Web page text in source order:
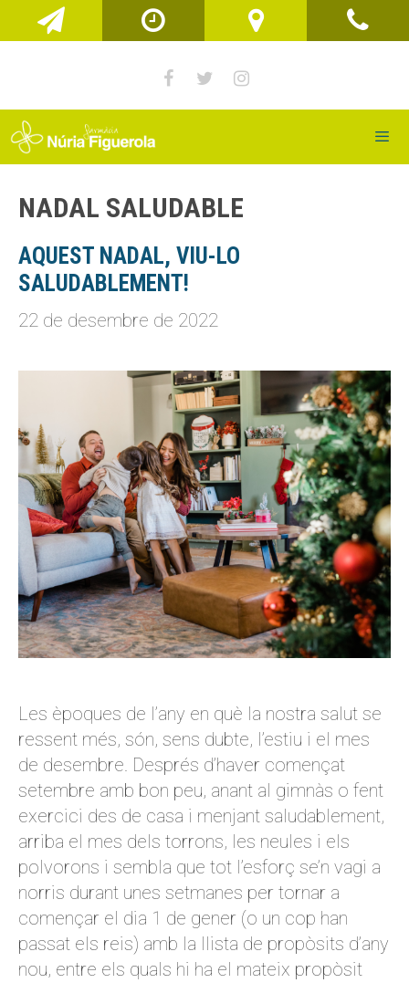
al
NADAL SALUDABLE
AQUEST NADAL, VIU-LO
SALUDABLEMENT!
22 de desembre de 2022
Les èpoques de l’any en què la nostra salut se
ressent més, són, sens dubte, l’estiu i el mes
de desembre. Després d’haver començat
setembre amb bon peu, anant al gimnàs o fent
exercici des de casa i menjant saludablement,
arriba el mes dels torrons, les neules i els
polvorons i sembla que tot l’esforç se’n vagi a
norris durant unes setmanes per tornar a
començar el dia 1 de gener (o un cop han
passat els reis) amb la llista de propòsits d’any
nou, entre els quals hi ha el mateix propòsit